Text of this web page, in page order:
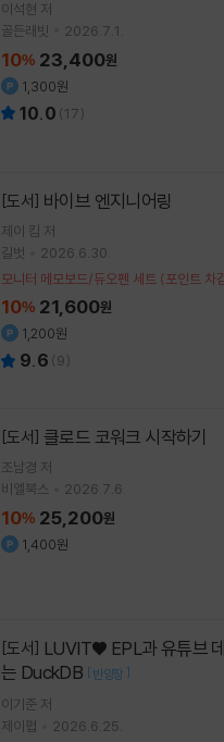
이석현 저
골든래빗
2026.7.1.
10% 23,400원
1,300원
10.0 (17)
[도서] 바이브 엔지니어링
제이 킴 저
길벗
2026.6.30.
모니터 메모보드/듀오펜 세트 (포인트 차
10% 21,600원
1,200원
9.6 (9)
[도서] 클로드 코워크 시작하기
조남경 저
비엘북스
2026.7.6.
10% 25,200원
1,400원
[도서]
는 DuckDB [ 반양장 ]
이기준 저
제이펍
2026.6.25.